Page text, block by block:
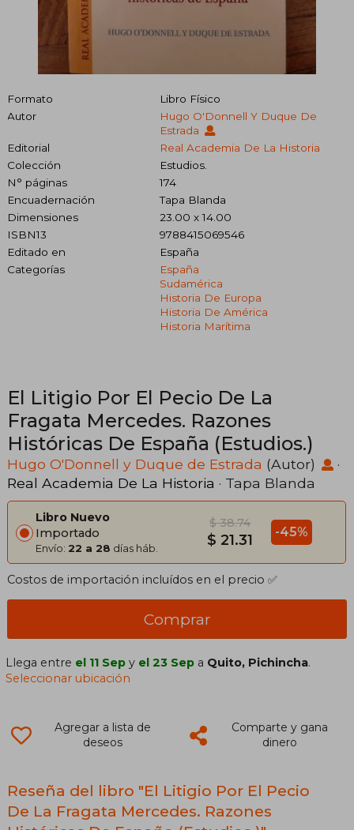
Formato
Libro Físico
Autor
Hugo O'Donnell Y Duque De
Estrada
Editorial
Real Academia De La Historia
Colección
Estudios.
N° páginas
174
Encuadernación
Tapa Blanda
Dimensiones
23.00 x 14.00
ISBN13
9788415069546
Editado en
España
Categorías
España
Sudamérica
Historia De Europa
Historia De América
Historia Marítima
El Litigio Por El Pecio De La
Fragata Mercedes. Razones
Históricas De España (Estudios.)
Hugo O'Donnell y Duque de Estrada (Autor)
·
Real Academia De La Historia · Tapa Blanda
Libro Nuevo
Importado
Envío: 22 a 28 días háb.
$ 38.74
$ 21.31 -45%
Costos de importación incluídos en el precio ✅
Comprar
Llega entre el 11 Sep y el 23 Sep a Quito, Pichincha.
Seleccionar ubicación
Agregar a lista de
deseos
Comparte y gana
dinero
Reseña del libro "El Litigio Por El Pecio
De La Fragata Mercedes. Razones